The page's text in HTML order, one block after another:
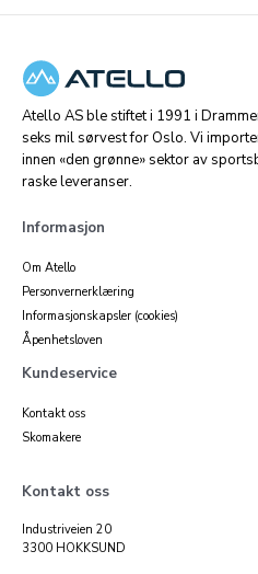
Atello AS ble stiftet i 1991 i
seks mil sørvest for Oslo. Vi
innen «den grønne» sektor av
raske leveranser.
Informasjon
Om Atello
Personvernerklæring
Informasjonskapsler (cookies)
Åpenhetsloven
Kundeservice
Kontakt oss
Skomakere
Kontakt oss
Industriveien 20
3300 HOKKSUND